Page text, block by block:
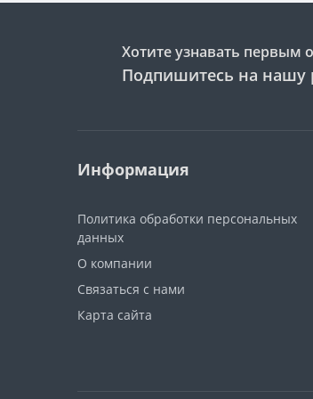
Хотите узнавать первым
Подпишитесь на нашу
Информация
Политика обработки персональных
данных
О компании
Связаться с нами
Карта сайта